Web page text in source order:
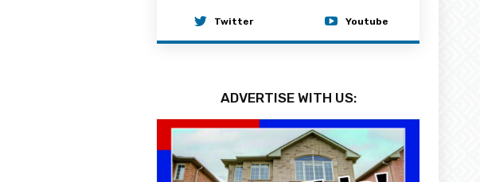
Twitter Youtube
ADVERTISE WITH US: